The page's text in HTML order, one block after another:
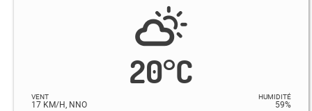
20°C
VENT
17 KM/H, NNO
HUMIDITÉ
59%